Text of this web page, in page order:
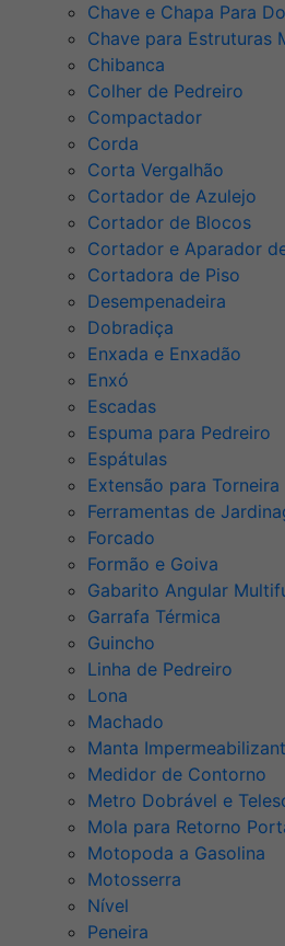
Chave e Chapa Para
Chave para Estruturas
Chibanca
Colher de Pedreiro
Compactador
Corda
Corta Vergalhão
Cortador de Azulejo
Cortador de Blocos
Cortador e Aparador
Cortadora de Piso
Desempenadeira
Dobradiça
Enxada e Enxadão
Enxó
Escadas
Espuma para Pedreiro
Espátulas
Extensão para Torneira
Ferramentas de
Forcado
Formão e Goiva
Gabarito Angular
Garrafa Térmica
Guincho
Linha de Pedreiro
Lona
Machado
Manta
Medidor de Contorno
Metro Dobrável e
Mola para Retorno
Motopoda a Gasolina
Motosserra
Nível
Peneira